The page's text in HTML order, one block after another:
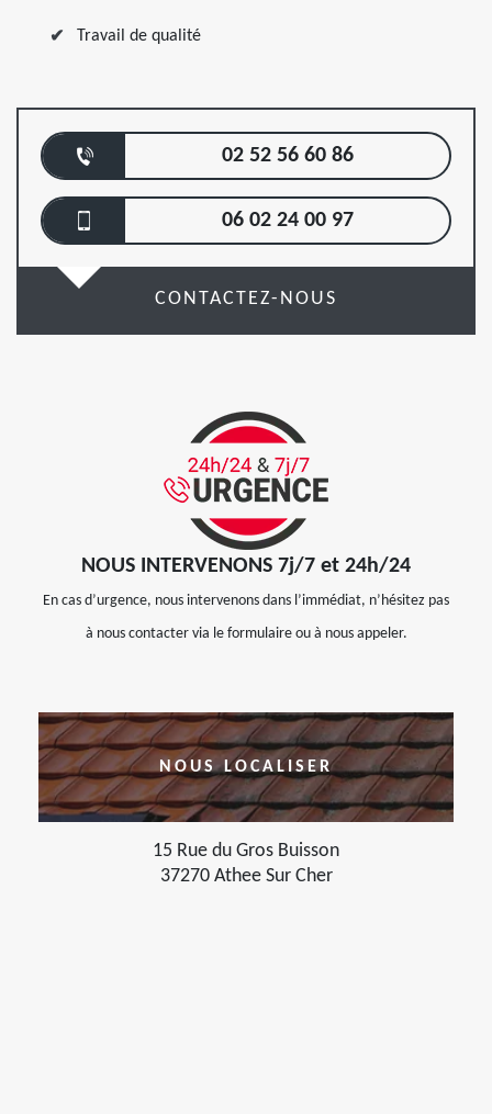
Travail de qualité
02 52 56 60 86
06 02 24 00 97
CONTACTEZ-NOUS
NOUS INTERVENONS 7j/7 et 24h/24
En cas d’urgence, nous intervenons dans l’immédiat, n’hésitez pas
à nous contacter via le formulaire ou à nous appeler.
NOUS LOCALISER
15 Rue du Gros Buisson
37270 Athee Sur Cher